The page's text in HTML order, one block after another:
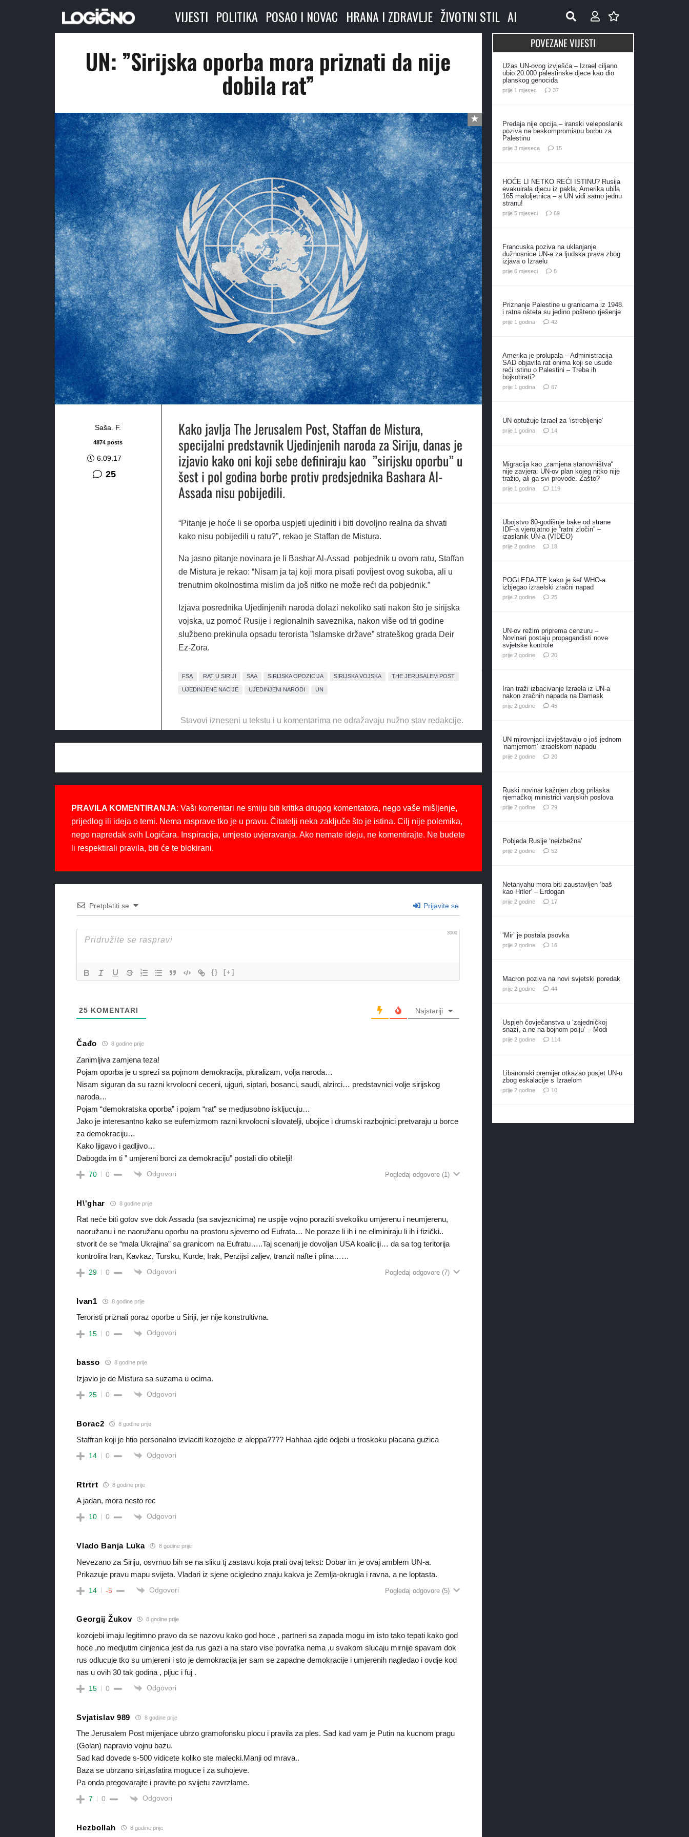
VIJESTI POLITIKA POSAO I NOVAC HRANA I ZDRAVLJE ŽIVOTNI STIL AI
UN: ”Sirijska oporba mora priznati da nije
dobila rat”
Saša. F.
4874 posts
6.09.17
25komentara
Kako javlja The Jerusalem Post, Staffan de Mistura,
specijalni predstavnik Ujedinjenih naroda za Siriju, danas je
izjavio kako oni koji sebe definiraju kao ”sirijsku oporbu” u
šest i pol godina borbe protiv predsjednika Bashara Al-
Assada nisu pobijedili.
“Pitanje je hoće li se oporba uspjeti ujediniti i biti dovoljno realna da shvati
kako nisu pobijedili u ratu?”, rekao je Staffan de Mistura.
Na jasno pitanje novinara je li Bashar Al-Assad pobjednik u ovom ratu, Staffan
de Mistura je rekao: “Nisam ja taj koji mora pisati povijest ovog sukoba, ali u
trenutnim okolnostima mislim da još nitko ne može reći da pobjednik.”
Izjava posrednika Ujedinjenih naroda dolazi nekoliko sati nakon što je sirijska
vojska, uz pomoć Rusije i regionalnih saveznika, nakon više od tri godine
službeno prekinula opsadu terorista ”Islamske države” strateškog grada Deir
Ez-Zora.
FSA RAT U SIRIJI SAA SIRIJSKA OPOZICIJA SIRIJSKA VOJSKA THE JERUSALEM POST
UJEDINJENE NACIJE UJEDINJENI NARODI UN
Stavovi izneseni u tekstu i u komentarima ne odražavaju nužno stav redakcije.
PRAVILA KOMENTIRANJA: Vaši komentari ne smiju biti kritika drugog komentatora, nego vaše mišljenje,
prijedlog ili ideja o temi. Nema rasprave tko je u pravu. Čitatelji neka zaključe što je istina. Cilj nije polemika,
nego napredak svih Logičara. Inspiracija, umjesto uvjeravanja. Ako nemate ideju, ne komentirajte. Ne budete
li respektirali pravila, biti će te blokirani.
Pretplatiti se Prijavite se
3000
{} [+]
25 KOMENTARI Najstariji
Čađo 8 godine prije
Zanimljiva zamjena teza!
Pojam oporba je u sprezi sa pojmom demokracija, pluralizam, volja naroda…
Nisam siguran da su razni krvolocni ceceni, ujguri, siptari, bosanci, saudi, alzirci… predstavnici volje sirijskog
naroda…
Pojam “demokratska oporba” i pojam “rat” se medjusobno iskljucuju…
Jako je interesantno kako se eufemizmom razni krvolocni silovatelji, ubojice i drumski razbojnici pretvaraju u borce
za demokraciju…
Kako ljigavo i gadljivo…
Dabogda im ti ” umjereni borci za demokraciju” postali dio obitelji!
70 0 Odgovori Pogledaj odgovore (1)
H\'ghar 8 godine prije
Rat neće biti gotov sve dok Assadu (sa savjeznicima) ne uspije vojno poraziti svekoliku umjerenu i neumjerenu,
naoružanu i ne naoružanu oporbu na prostoru sjeverno od Eufrata… Ne poraze li ih i ne eliminiraju li ih i fizički..
stvorit će se “mala Ukrajina” sa granicom na Eufratu…..Taj scenarij je dovoljan USA koaliciji… da sa tog teritorija
kontrolira Iran, Kavkaz, Tursku, Kurde, Irak, Perzijsi zaljev, tranzit nafte i plina……
29 0 Odgovori Pogledaj odgovore (7)
Ivan1 8 godine prije
Teroristi priznali poraz oporbe u Siriji, jer nije konstrultivna.
15 0 Odgovori
basso 8 godine prije
Izjavio je de Mistura sa suzama u ocima.
25 0 Odgovori
Borac2 8 godine prije
Staffran koji je htio personalno izvlaciti kozojebe iz aleppa???? Hahhaa ajde odjebi u troskoku placana guzica
14 0 Odgovori
Rtrtrt 8 godine prije
A jadan, mora nesto rec
10 0 Odgovori
Vlado Banja Luka 8 godine prije
Nevezano za Siriju, osvrnuo bih se na sliku tj zastavu koja prati ovaj tekst: Dobar im je ovaj amblem UN-a.
Prikazuje pravu mapu svijeta. Vladari iz sjene ocigledno znaju kakva je Zemlja-okrugla i ravna, a ne loptasta.
14 -5 Odgovori Pogledaj odgovore (5)
Georgij Žukov 8 godine prije
kozojebi imaju legitimno pravo da se nazovu kako god hoce , partneri sa zapada mogu im isto tako tepati kako god
hoce ,no medjutim cinjenica jest da rus gazi a na staro vise povratka nema ,u svakom slucaju mirnije spavam dok
rus odlucuje tko su umjereni i sto je demokracija jer sam se zapadne demokracije i umjerenih nagledao i ovdje kod
nas u ovih 30 tak godina , pljuc i fuj .
15 0 Odgovori
Svjatislav 989 8 godine prije
The Jerusalem Post mijenjace ubrzo gramofonsku plocu i pravila za ples. Sad kad vam je Putin na kucnom pragu
(Golan) napravio vojnu bazu.
Sad kad dovede s-500 vidicete koliko ste malecki.Manji od mrava..
Baza se ubrzano siri,asfatira moguce i za suhojeve.
Pa onda pregovarajte i pravite po svijetu zavrzlame.
7 0 Odgovori
Hezbollah 8 godine prije
POVEZANE VIJESTI
Užas UN-ovog izvješća – Izrael ciljano
ubio 20.000 palestinske djece kao dio
planskog genocida
prije 1 mjesec 37komentara
Predaja nije opcija – iranski veleposlanik
poziva na beskompromisnu borbu za
Palestinu
prije 3 mjeseca 15komentara
HOĆE LI NETKO REĆI ISTINU? Rusija
evakuirala djecu iz pakla, Amerika ubila
165 maloljetnica – a UN vidi samo jednu
stranu!
prije 5 mjeseci 69komentara
Francuska poziva na uklanjanje
dužnosnice UN-a za ljudska prava zbog
izjava o Izraelu
prije 6 mjeseci 8komentara
Priznanje Palestine u granicama iz 1948.
i ratna ošteta su jedino pošteno rješenje
prije 1 godina 42komentara
Amerika je prolupala – Administracija
SAD objavila rat onima koji se usude
reći istinu o Palestini – Treba ih
bojkotirati?
prije 1 godina 67komentara
UN optužuje Izrael za ‘istrebljenje’
prije 1 godina 14komentara
Migracija kao „zamjena stanovništva“
nije zavjera: UN-ov plan kojeg nitko nije
tražio, ali ga svi provode. Zašto?
prije 1 godina 119komentara
Ubojstvo 80-godišnje bake od strane
IDF-a vjerojatno je “ratni zločin” –
izaslanik UN-a (VIDEO)
prije 2 godine 18komentara
POGLEDAJTE kako je šef WHO-a
izbjegao izraelski zračni napad
prije 2 godine 25komentara
UN-ov režim priprema cenzuru –
Novinari postaju propagandisti nove
svjetske kontrole
prije 2 godine 20komentara
Iran traži izbacivanje Izraela iz UN-a
nakon zračnih napada na Damask
prije 2 godine 45komentara
UN mirovnjaci izvještavaju o još jednom
‘namjernom’ izraelskom napadu
prije 2 godine 20komentara
Ruski novinar kažnjen zbog prilaska
njemačkoj ministrici vanjskih poslova
prije 2 godine 29komentara
Pobjeda Rusije ‘neizbežna’
prije 2 godine 52komentara
Netanyahu mora biti zaustavljen ‘baš
kao Hitler’ – Erdogan
prije 2 godine 17komentara
‘Mir’ je postala psovka
prije 2 godine 16komentara
Macron poziva na novi svjetski poredak
prije 2 godine 44komentara
Uspjeh čovječanstva u ‘zajedničkoj
snazi, a ne na bojnom polju’ – Modi
prije 2 godine 114komentara
Libanonski premijer otkazao posjet UN-u
zbog eskalacije s Izraelom
prije 2 godine 10komentara